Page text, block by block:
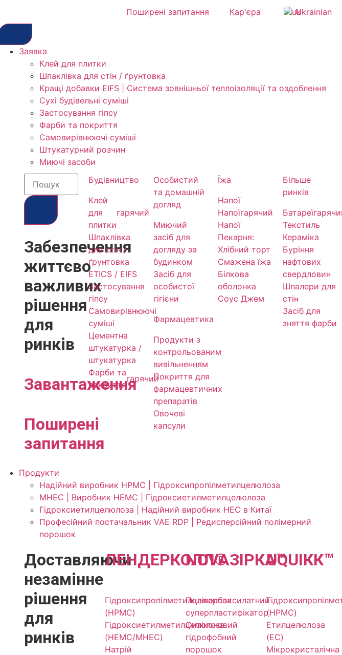
Поширені запитання Кар'єра Ukrainian
Заявка
Клей для плитки
Шпаклівка для стін / ґрунтовка
Кращі добавки EIFS | Система зовнішньої теплоізоляції та оздоблення
Сухі будівельні суміші
Застосування гіпсу
Фарби та покриття
Самовирівнюючі суміші
Штукатурний розчин
Миючі засоби
Забезпечення
життєво
важливих
рішення
для
ринків
Завантаження
Поширені
запитання
Будівництво
Клей
для
плитки
гарячий
Шпаклівка
для стін /
ґрунтовка
ETICS / EIFS
Застосування
гіпсу
Самовирівнюючі
суміші
Цементна
штукатурка /
штукатурка
Фарби та
покриття
гарячий
Особистий
та домашній
догляд
Миючий
засіб для
догляду за
будинком
Засіб для
особистої
гігієни
Фармацевтика
Продукти з
контрольованим
вивільненням
Покриття для
фармацевтичних
препаратів
Овочеві
капсули
Їжа
Напої
Напої
Напої
гарячий
Пекарня:
Хлібний торт
Смажена їжа
Білкова
оболонка
Соус Джем
Більше
ринків
Батареї
Текстиль
Кераміка
Буріння
нафтових
свердловин
Шпалери для
стін
Засіб для
зняття фарби
Продукти
Надійний виробник HPMC | Гідроксипропілметилцелюлоза
MHEC | Виробник HEMC | Гідроксиетилметилцелюлоза
Гідроксиетилцелюлоза | Надійний виробник HEC в Китаї
Професійний постачальник VAE RDP | Редисперсійний полімерний
порошок
Доставляючи
незамінне
рішення
для
ринків
ЛЕНДЕРКОЛЛ®
Гідроксипропілметилцелюлоза
(HPMC)
Гідроксиетилметилцелюлоза
(HEMC/MHEC)
Натрій
NOVAЗІРКА™
Полікарбоксилатний
суперпластифікатор
Силіконовий
гідрофобний
порошок
UQUІКК™
(HPMC)
Етилцелюлоза
(EC)
Мікрокристалічна